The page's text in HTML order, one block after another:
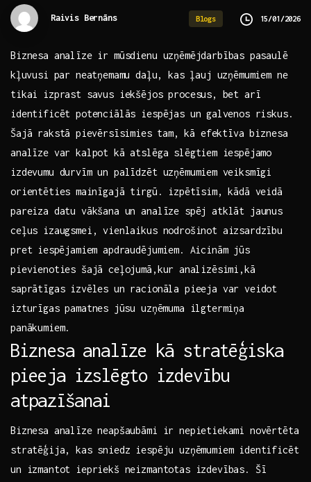
Raivis Bernāns Blogs 15/01/2026
Biznesa‌ analīze ir ‌mūsdienu uzņēmējdarbības⁤ pasaulē
⁢kļuvusi par ‍neatņemamu⁣ daļu, kas ‌ļauj uzņēmumiem ne
tikai izprast savus iekšējos procesus, ⁤bet arī
identificēt potenciālās iespējas un⁢ galvenos riskus.
Šajā rakstā⁢ pievērsīsimies ⁤tam,⁢ kā efektīva biznesa
analīze var kalpot kā atslēga slēgtiem ⁤iespējamo
izdevumu‍ durvīm un palīdzēt uzņēmumiem⁤ veiksmīgi
orientēties⁣ mainīgajā tirgū. izpētīsim,‌ kādā veidā
pareiza datu vākšana un analīze spēj‌ atklāt jaunus​
ceļus izaugsmei,‌ vienlaikus nodrošinot aizsardzību
pret⁤ iespējamiem apdraudējumiem. Aicinām jūs
pievienoties šajā ceļojumā,kur⁣ analizēsimi,kā
saprātīgas izvēles un racionāla pieeja‌ var veidot
izturīgas pamatnes⁤ jūsu​ uzņēmuma ilgtermiņa
panākumiem.
Biznesa ⁤analīze kā‍ stratēģiska
pieeja izslēgto izdevību
atpazīšanai
Biznesa analīze neapšaubāmi ‍ir nepietiekami novērtēta
stratēģija, kas sniedz‌ iespēju uzņēmumiem identificēt
un izmantot iepriekš neizmantotas‌ izdevības.‌ Šī